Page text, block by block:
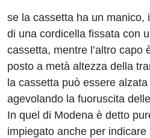
se la cassetta ha un manico,
di una cordicella fissata con
cassetta, mentre l’altro capo
posto a metà altezza della
la cassetta può essere
agevolando la fuoruscita
In quel di Modena è detto
impiegato anche per indicare